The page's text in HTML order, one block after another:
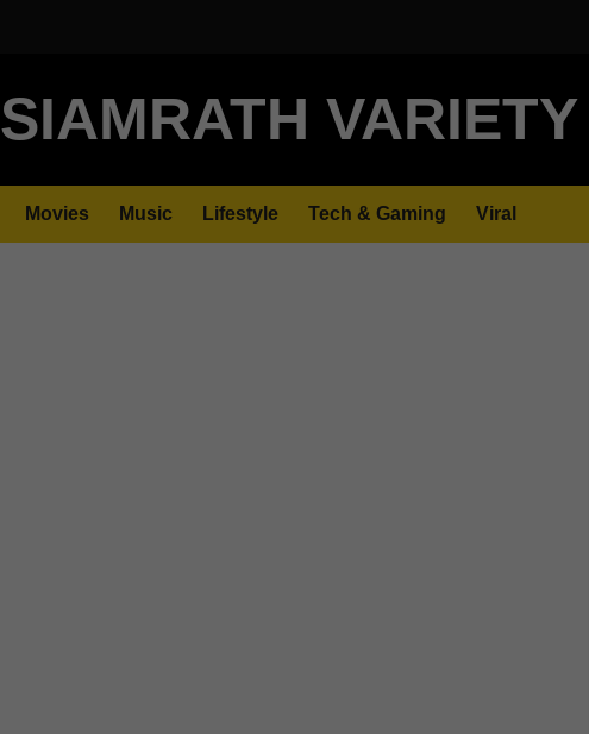
SIAMRATH VARIETY
Movies Music Lifestyle Tech & Gaming Viral